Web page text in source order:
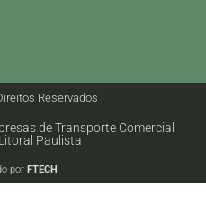
Reservados
de Transporte Comercial
Paulista
por FTECH